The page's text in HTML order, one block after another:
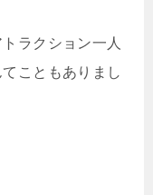
ラクション一人
こともありまし